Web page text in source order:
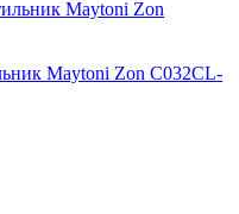
Maytoni Zon C032CL-